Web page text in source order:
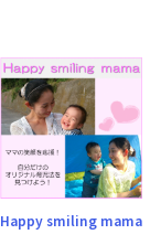
Happy smiling mama